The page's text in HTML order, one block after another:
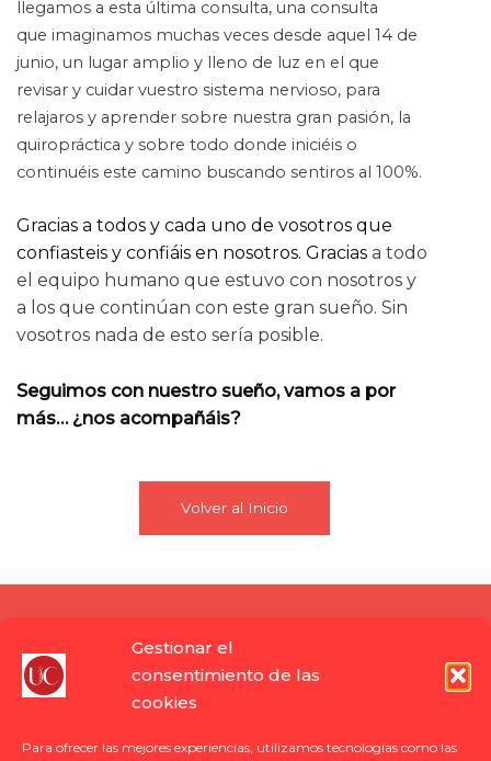
Gestionar el
consentimiento de las
cookies
Para ofrecer las mejores experiencias, utilizamos tecnologías como las
llegamos a esta última consulta, una consulta
que imaginamos muchas veces desde aquel 14 de
junio, un lugar amplio y lleno de luz en el que
revisar y cuidar vuestro sistema nervioso, para
relajaros y aprender sobre nuestra gran pasión, la
quiropráctica y sobre todo donde iniciéis o
continuéis este camino buscando sentiros al 100%.
Gracias a todos y cada uno de vosotros que
confiasteis y confiáis en nosotros. Gracias a todo
el equipo humano que estuvo con nosotros y
a los que continúan con este gran sueño. Sin
vosotros nada de esto sería posible.
Seguimos con nuestro sueño, vamos a por
más… ¿nos acompañáis?
Volver al Inicio
Tu centro quiropráctico de
referencia